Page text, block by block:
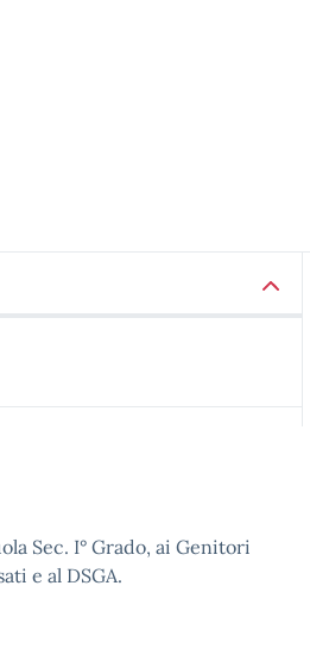
Sec. I° Grado, ai Genitori
e al DSGA.